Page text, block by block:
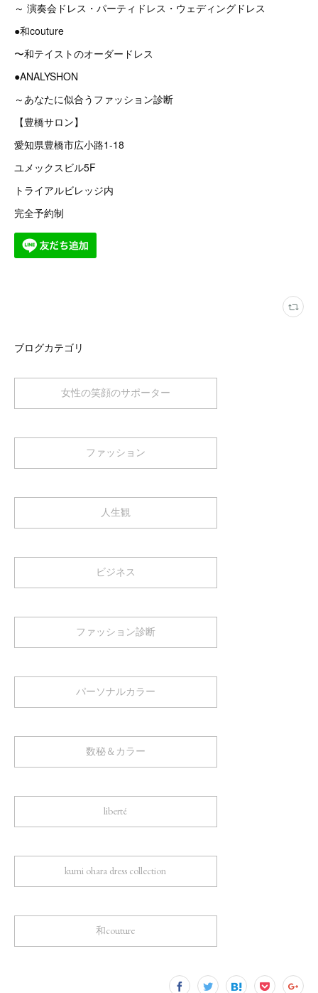
～ 演奏会ドレス・パーティドレス・ウェディングドレス
●和couture
〜和テイストのオーダードレス
●ANALYSHON
～あなたに似合うファッション診断
【豊橋サロン】
愛知県豊橋市広小路1-18
ユメックスビル5F
トライアルビレッジ内
完全予約制
ブログカテゴリ
女性の笑顔のサポーター
ファッション
人生観
ビジネス
ファッション診断
パーソナルカラー
数秘＆カラー
liberté
kumi ohara dress collection
和couture